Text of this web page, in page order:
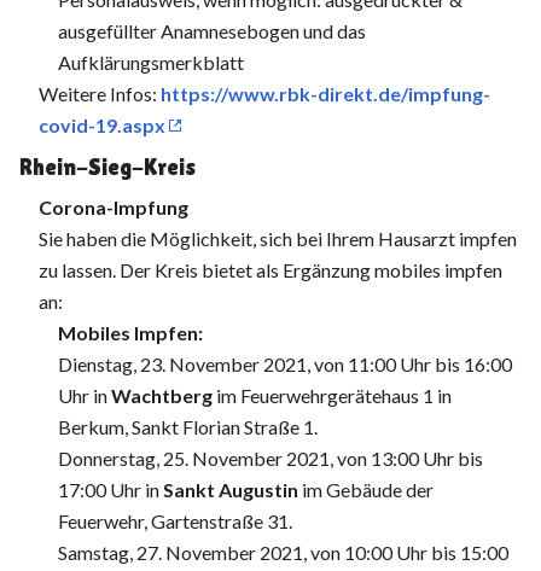
ausgefüllter Anamnesebogen und das
Aufklärungsmerkblatt
Weitere Infos: https://www.rbk-direkt.de/impfung-
covid-19.aspx
Rhein-Sieg-Kreis
Corona-Impfung
Sie haben die Möglichkeit, sich bei Ihrem Hausarzt impfen
zu lassen. Der Kreis bietet als Ergänzung mobiles impfen
an:
Mobiles Impfen:
Dienstag, 23. November 2021, von 11:00 Uhr bis 16:00
Uhr inWachtberg im Feuerwehrgerätehaus 1 in
Berkum, Sankt Florian Straße 1.
Donnerstag, 25. November 2021, von 13:00 Uhr bis
17:00 Uhr inSankt Augustin im Gebäude der
Feuerwehr, Gartenstraße 31.
Samstag, 27. November 2021, von 10:00 Uhr bis 15:00